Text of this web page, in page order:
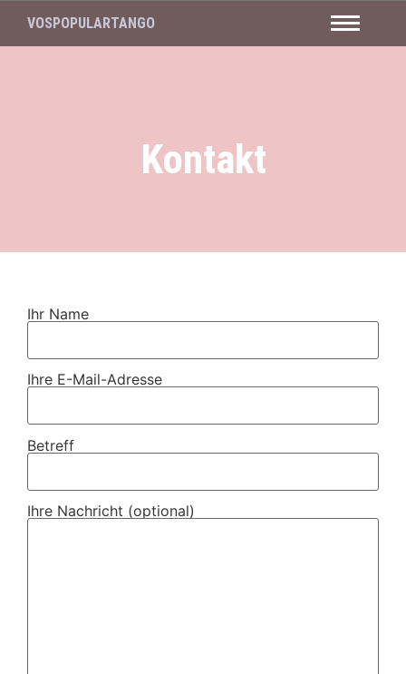
VOSPOPULARTANGO
Kontakt
Ihr Name
Ihre E-Mail-Adresse
Betreff
Ihre Nachricht (optional)